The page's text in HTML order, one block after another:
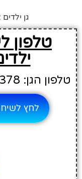
גן
טלפון
טלפון הגן: 08-6557378
לחץ